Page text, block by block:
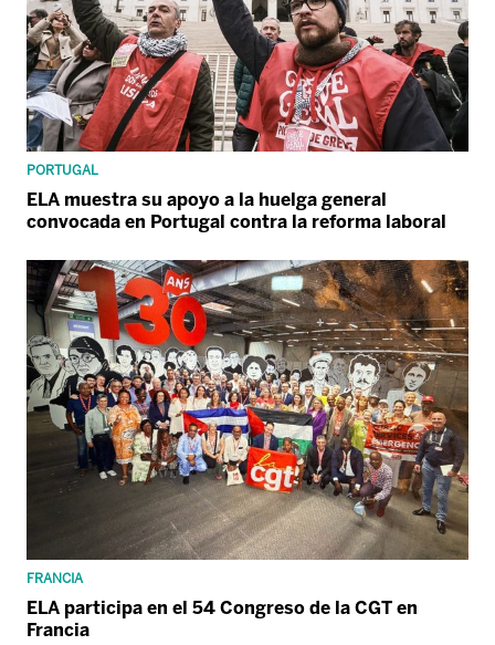
PORTUGAL
ELA muestra su apoyo a la huelga general
convocada en Portugal contra la reforma laboral
FRANCIA
ELA participa en el 54 Congreso de la CGT en
Francia